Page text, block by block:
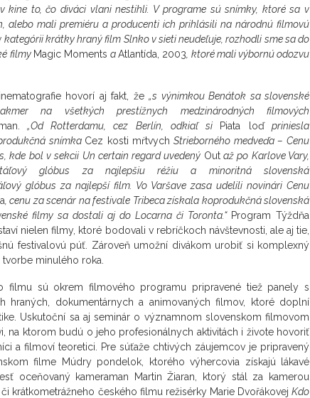
kine to, čo diváci vlani nestihli. V programe sú snímky, ktoré sa v
alebo mali premiéru a producenti ich prihlásili na národnú filmovú
kategórii krátky hraný film Slnko v sieti neudeľuje, rozhodli sme sa do
filmy Magic MomentsaAtlantída, 2003 , ktoré mali výbornú odozvu
hovorí aj fakt, že „s výnimkou Benátok sa slovenské
na všetkých prestížnych medzinárodných filmových
„Od Rotterdamu, cez Berlín, odkiaľ si Piata loďpriniesla
snímka Cez kosti mŕtvych Strieborného medveďa – Cenu
kde bol v sekcii Un certain regard uvedený Outaž po Karlove Vary,
glóbus za najlepšiu réžiu a minoritná slovenská
glóbus za najlepší film. Vo Varšave zasa udelili novinári Cenu
, cenu za scenár na festivale Tribeca získala koprodukčná slovenská
filmy sa dostali aj do Locarna či Toronta.“ Program Týždňa
nielen filmy, ktoré bodovali v rebríčkoch návštevnosti, ale aj tie,
festivalovú púť. Zároveň umožní divákom urobiť si komplexný
minulého roka.
filmu sú okrem filmového programu pripravené tiež panely s
hraných, dokumentárnych a animovaných filmov, ktoré doplní
Uskutoční sa aj seminár o významnom slovenskom filmovom
na ktorom budú o jeho profesionálnych aktivitách i živote hovoriť
a filmoví teoretici. Pre súťaže chtivých záujemcov je pripravený
filme Múdry pondelok, ktorého výhercovia získajú lákavé
oceňovaný kameraman Martin Žiaran, ktorý stál za kamerou
či krátkometrážneho českého filmu režisérky Marie DvořákovejKdo